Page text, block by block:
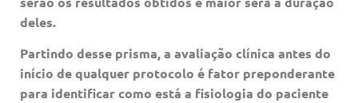
deles.
Partindo desse prisma, a avaliação clínica antes do
início de qualquer protocolo é fator preponderante
para identificar como está a fisiologia do paciente